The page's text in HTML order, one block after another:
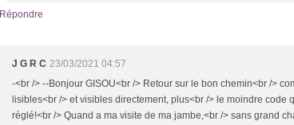
Répondre
J G R C 23/03/2021 04:57
-<br /> --Bonjour GISOU<br /> Retour sur le bon chemin<br />
lisibles<br /> et visibles directement, plus<br /> le moindre
réglé!<br /> Quand a ma visite de ma jambe,<br /> sans grand